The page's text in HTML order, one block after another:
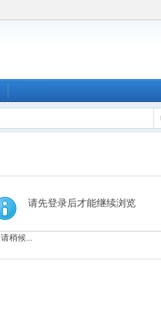
请先登录后才能继续浏览
请稍候...